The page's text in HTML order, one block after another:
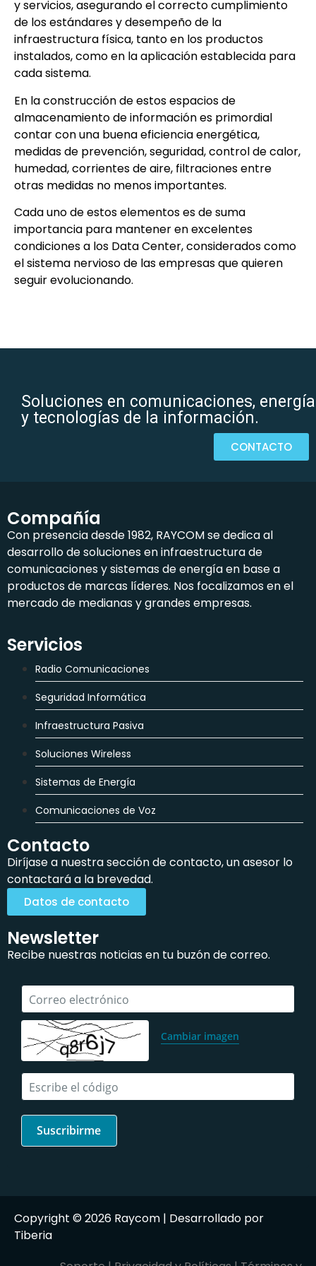
y servicios, asegurando el correcto cumplimiento
de los estándares y desempeño de la
infraestructura física, tanto en los productos
instalados, como en la aplicación establecida para
cada sistema.
En la construcción de estos espacios de
almacenamiento de información es primordial
contar con una buena eficiencia energética,
medidas de prevención, seguridad, control de calor,
humedad, corrientes de aire, filtraciones entre
otras medidas no menos importantes.
Cada uno de estos elementos es de suma
importancia para mantener en excelentes
condiciones a los Data Center, considerados como
el sistema nervioso de las empresas que quieren
seguir evolucionando.
Soluciones en comunicaciones, energía
y tecnologías de la información.
CONTACTO
Compañía
Con presencia desde 1982, RAYCOM se dedica al
desarrollo de soluciones en infraestructura de
comunicaciones y sistemas de energía en base a
productos de marcas líderes. Nos focalizamos en el
mercado de medianas y grandes empresas.
Servicios
Radio Comunicaciones
Seguridad Informática
Infraestructura Pasiva
Soluciones Wireless
Sistemas de Energía
Comunicaciones de Voz
Contacto
Diríjase a nuestra sección de contacto, un asesor lo
contactará a la brevedad.
Datos de contacto
Newsletter
Recibe nuestras noticias en tu buzón de correo.
Correo electrónico
Cambiar imagen
Escribe el código
Copyright © 2026 Raycom | Desarrollado por
Tiberia